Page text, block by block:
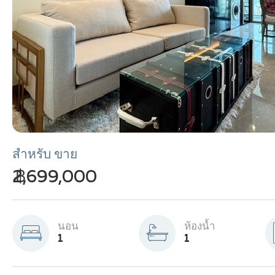
สำหรับ ขาย
฿ 2,699,000
นอน
1
ห้องน้ำ
1